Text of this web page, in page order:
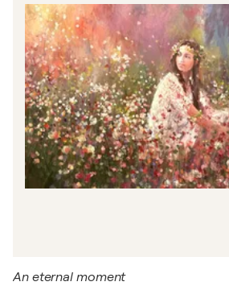
An eternal moment